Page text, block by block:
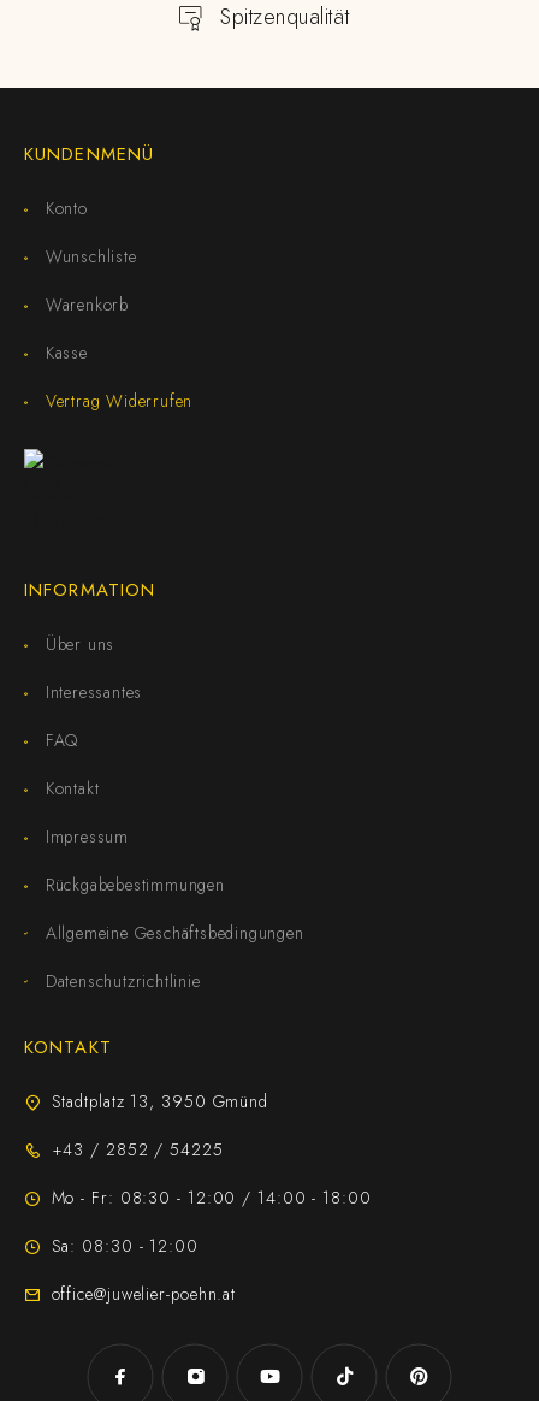
Spitzenqualität
KUNDENMENÜ
Konto
Wunschliste
Warenkorb
Kasse
Vertrag Widerrufen
INFORMATION
Über uns
Interessantes
FAQ
Kontakt
Impressum
Rückgabebestimmungen
Allgemeine Geschäftsbedingungen
Datenschutzrichtlinie
KONTAKT
Stadtplatz 13, 3950 Gmünd
+43 / 2852 / 54225
Mo - Fr: 08:30 - 12:00 / 14:00 - 18:00
Sa: 08:30 - 12:00
office@juwelier-poehn.at